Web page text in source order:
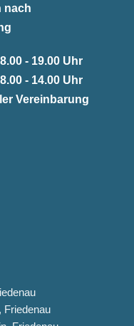
nach
8.00 - 19.00 Uhr
8.00 - 14.00 Uhr
Vereinbarung
Friedenau